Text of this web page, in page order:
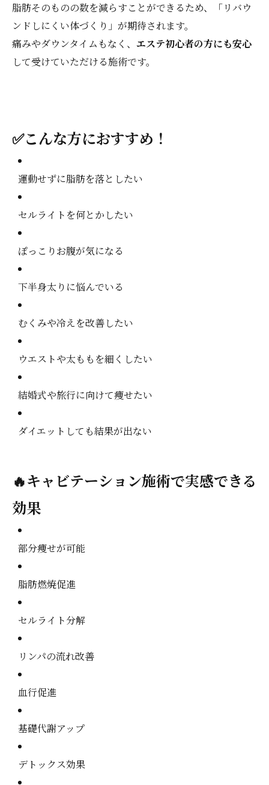
脂肪そのものの数を減らすことができるため、「リバウ
ンドしにくい体づくり」が期待されます。
痛みやダウンタイムもなく、 エステ初心者の方にも安心
して受けていただける施術です。
✅こんな方におすすめ！
運動せずに脂肪を落としたい
セルライトを何とかしたい
ぽっこりお腹が気になる
下半身太りに悩んでいる
むくみや冷えを改善したい
ウエストや太ももを細くしたい
結婚式や旅行に向けて痩せたい
ダイエットしても結果が出ない
🔥キャビテーション施術で実感できる
効果
部分痩せが可能
脂肪燃焼促進
セルライト分解
リンパの流れ改善
血行促進
基礎代謝アップ
デトックス効果